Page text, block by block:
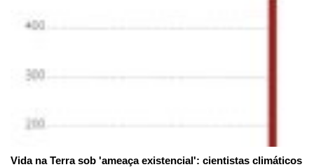
Vida na Terra sob 'ameaça existencial': cientistas climáticos